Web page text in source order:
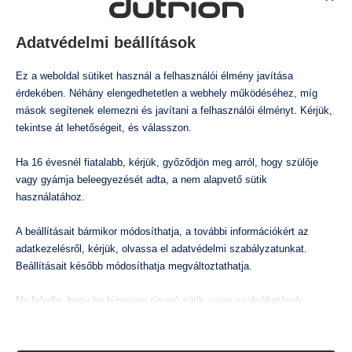
Swan Chematest 42
668.951
Ft bruttó-
526.733Ft
KOSÁRBA TESZEM
Swan Chematest 35
KOSÁRBA TESZEM
601.209Ft
-
mérő
Adatvédelmi beállítások
Ez a weboldal sütiket használ a felhasználói élmény javítása
érdekében. Néhány elengedhetetlen a webhely működéséhez, míg
mások segítenek elemezni és javítani a felhasználói élményt. Kérjük,
tekintse át lehetőségeit, és válasszon.
Ha 16 évesnél fiatalabb, kérjük, győződjön meg arról, hogy szülője
vagy gyámja beleegyezését adta, a nem alapvető sütik
használatához.
A beállításait bármikor módosíthatja, a további információkért az
adatkezelésről, kérjük, olvassa el adatvédelmi szabályzatunkat.
Beállításait később módosíthatja megváltoztathatja.
Ne feledje, hogy ha bizonyos típusú sütik, vagy szolgáltatások